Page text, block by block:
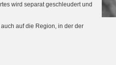
wird separat geschleudert und
auf die Region, in der der